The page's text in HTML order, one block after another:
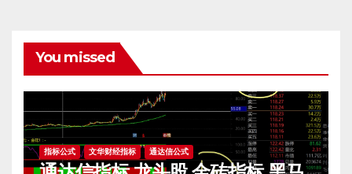
You missed
指标公式 文华财经指标 通达信公式